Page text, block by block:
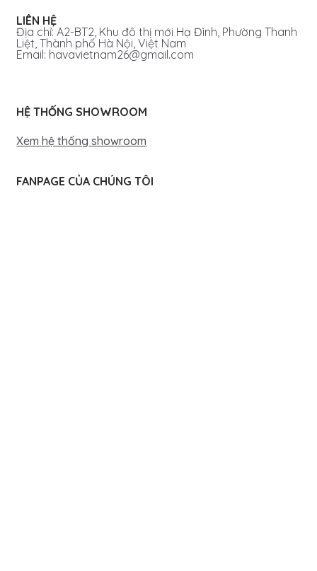
LIÊN HỆ
Địa chỉ: A2-BT2, Khu đô thị mới Hạ Đình, Phường Thanh
Liệt, Thành phố Hà Nội, Việt Nam
Email: havavietnam26@gmail.com
HỆ THỐNG SHOWROOM
Xem hệ thống showroom
FANPAGE CỦA CHÚNG TÔI